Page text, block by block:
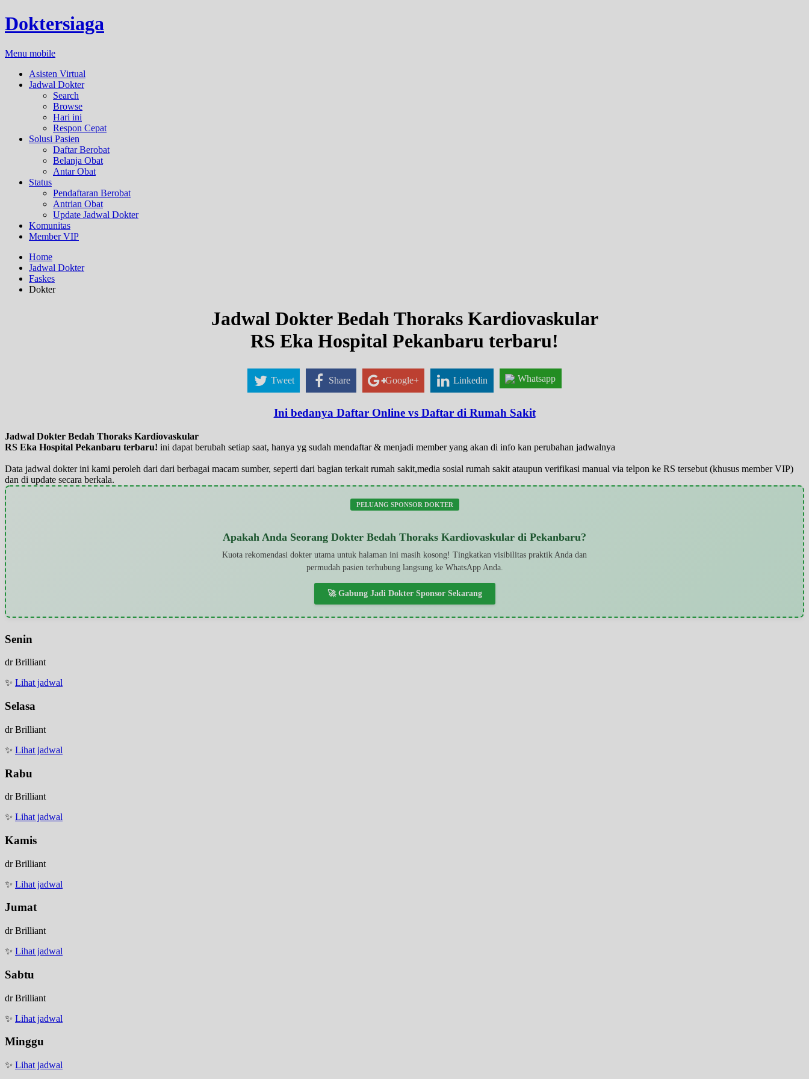
Doktersiaga
Menu mobile
Asisten Virtual
Jadwal Dokter
Search
Browse
Hari ini
Respon Cepat
Solusi Pasien
Daftar Berobat
Belanja Obat
Antar Obat
Status
Pendaftaran Berobat
Antrian Obat
Update Jadwal Dokter
Komunitas
Member VIP
Home
Jadwal Dokter
Faskes
Dokter
Jadwal Dokter Bedah Thoraks Kardiovaskular
RS Eka Hospital Pekanbaru terbaru!
Tweet Share Google+ Linkedin Whatsapp
Ini bedanya Daftar Online vs Daftar di Rumah Sakit
Jadwal Dokter Bedah Thoraks Kardiovaskular
RS Eka Hospital Pekanbaru terbaru! ini dapat berubah setiap saat, hanya yg sudah mendaftar & menjadi member yang akan di info kan perubahan jadwalnya
Data jadwal dokter ini kami peroleh dari dari berbagai macam sumber, seperti dari bagian terkait rumah sakit,media sosial rumah sakit ataupun verifikasi manual via telpon ke RS tersebut (khusus member VIP)
dan di update secara berkala.
PELUANG SPONSOR DOKTER
Apakah Anda Seorang Dokter Bedah Thoraks Kardiovaskular di Pekanbaru?
Kuota rekomendasi dokter utama untuk halaman ini masih kosong! Tingkatkan visibilitas praktik Anda dan
permudah pasien terhubung langsung ke WhatsApp Anda.
🚀 Gabung Jadi Dokter Sponsor Sekarang
Senin
dr Brilliant
✨ Lihat jadwal
Selasa
dr Brilliant
✨ Lihat jadwal
Rabu
dr Brilliant
✨ Lihat jadwal
Kamis
dr Brilliant
✨ Lihat jadwal
Jumat
dr Brilliant
✨ Lihat jadwal
Sabtu
dr Brilliant
✨ Lihat jadwal
Minggu
✨ Lihat jadwal